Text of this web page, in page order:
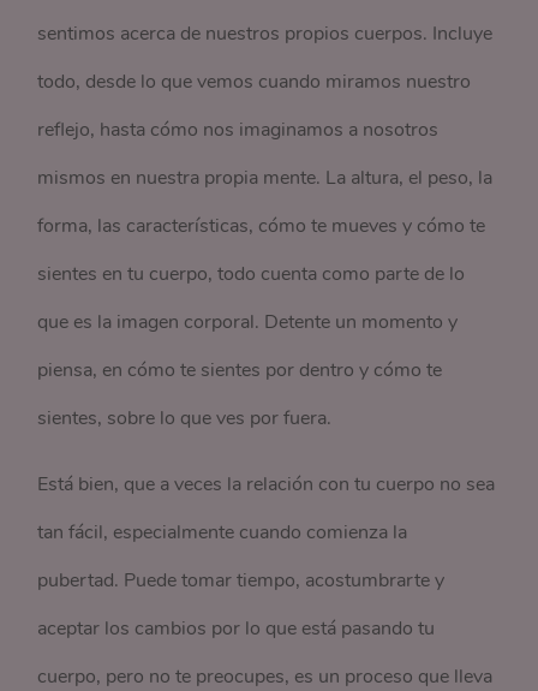
sentimos acerca de nuestros propios cuerpos. Incluye
todo, desde lo que vemos cuando miramos nuestro
reflejo, hasta cómo nos imaginamos a nosotros
mismos en nuestra propia mente. La altura, el peso, la
forma, las características, cómo te mueves y cómo te
sientes en tu cuerpo, todo cuenta como parte de lo
que es la imagen corporal. Detente un momento y
piensa, en cómo te sientes por dentro y cómo te
sientes, sobre lo que ves por fuera.
Está bien, que a veces la relación con tu cuerpo no sea
tan fácil, especialmente cuando comienza la
pubertad. Puede tomar tiempo, acostumbrarte y
aceptar los cambios por lo que está pasando tu
cuerpo, pero no te preocupes, es un proceso que lleva